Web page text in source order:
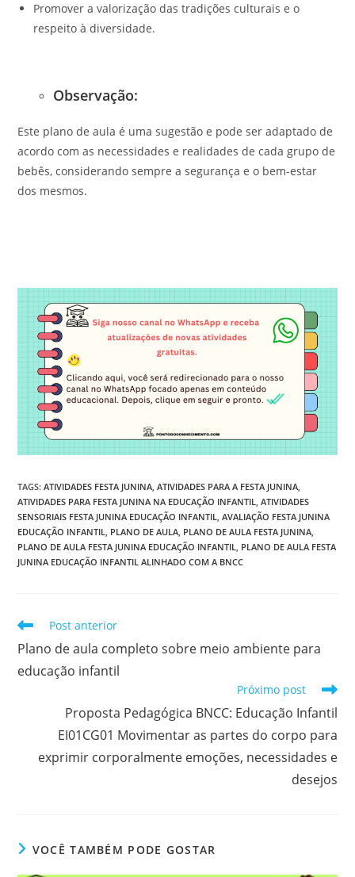
Promover a valorização das tradições culturais e o
respeito à diversidade.
Observação:
Este plano de aula é uma sugestão e pode ser adaptado de
acordo com as necessidades e realidades de cada grupo de
bebês, considerando sempre a segurança e o bem-estar
dos mesmos.
TAGS:ATIVIDADES FESTA JUNINA, ATIVIDADES PARA A FESTA JUNINA,
ATIVIDADES PARA FESTA JUNINA NA EDUCAÇÃO INFANTIL, ATIVIDADES
SENSORIAIS FESTA JUNINA EDUCAÇÃO INFANTIL, AVALIAÇÃO FESTA JUNINA
EDUCAÇÃO INFANTIL, PLANO DE AULA, PLANO DE AULA FESTA JUNINA,
PLANO DE AULA FESTA JUNINA EDUCAÇÃO INFANTIL, PLANO DE AULA FESTA
JUNINA EDUCAÇÃO INFANTIL ALINHADO COM A BNCC
Leia
mais
artigos
Post anterior
Plano de aula completo sobre meio ambiente para
educação infantil
Próximo post
Proposta Pedagógica BNCC: Educação Infantil
EI01CG01 Movimentar as partes do corpo para
exprimir corporalmente emoções, necessidades e
desejos
VOCÊ TAMBÉM PODE GOSTAR